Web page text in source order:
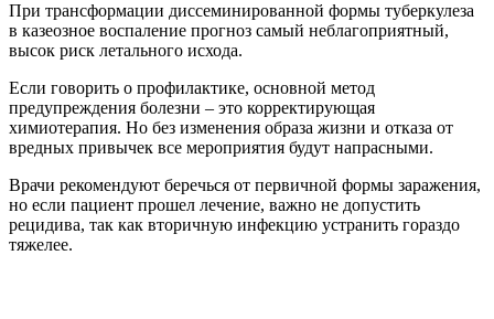
При трансформации диссеминированной формы туберкулеза
в казеозное воспаление прогноз самый неблагоприятный,
высок риск летального исхода.
Если говорить о профилактике, основной метод
предупреждения болезни – это корректирующая
химиотерапия. Но без изменения образа жизни и отказа от
вредных привычек все мероприятия будут напрасными.
Врачи рекомендуют беречься от первичной формы заражения,
но если пациент прошел лечение, важно не допустить
рецидива, так как вторичную инфекцию устранить гораздо
тяжелее.